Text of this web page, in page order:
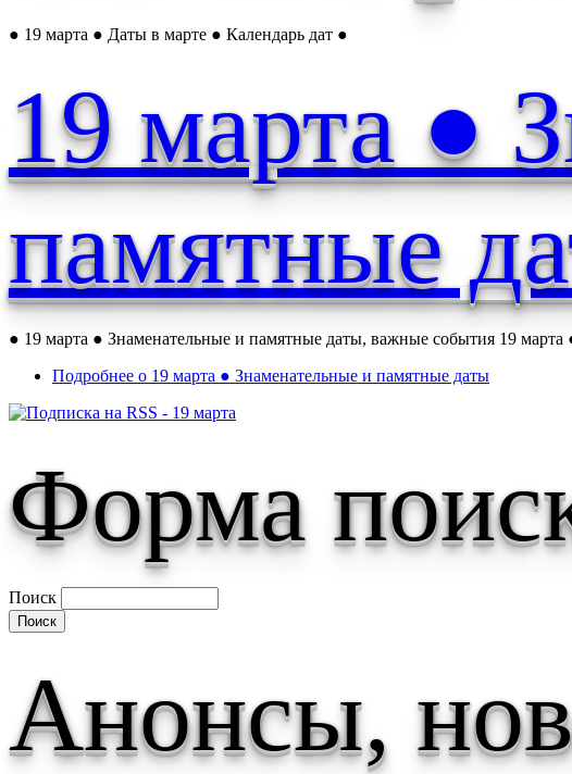
● 19 марта ● Даты в марте ● Календарь дат ●
19 марта ●
памятные
● 19 марта ● Знаменательные и памятные даты, важные события 19 марта
Подробнее о 19 марта ● Знаменательные и памятные даты
Форма
Поиск
Анонсы,